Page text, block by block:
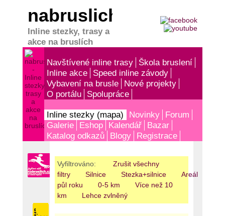
nabruslich.cz
Inline stezky, trasy a
akce na bruslích
Navštívené inline trasy
Škola bruslení
Inline akce
Speed inline závody
Vybavení na brusle
Nové projekty
O portálu
Spolupráce
Inline stezky (mapa) Novinky
Forum
Galerie
Eshop Kalendář
Bazar
Katalog odkazů
Blogy Registrace
Vyfiltrováno:
Zrušit všechny
filtry
Silnice Stezka+silnice Areál
půl roku
0-5 km
Více než 10
km
Lehce zvlněný